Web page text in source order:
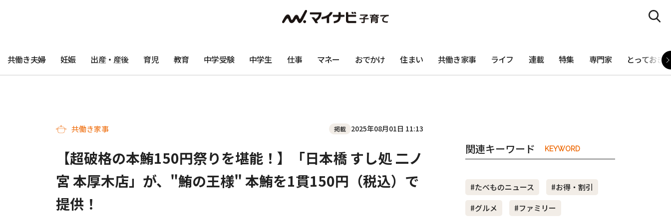
共働き夫婦 妊娠 出産・産後 育児 教育 中学受験 中学生 仕事 マネー おでかけ 住まい 共働き家事 ライフ 連載 特集 専門家 とっておき
共働き家事 掲載 2025年08月01日 11:13
【超破格の本鮪150円祭りを堪能！】「日本橋 すし処 二ノ
宮 本厚木店」が、"鮪の王様" 本鮪を1貫150円（税込）で
提供！
関連キーワード KEYWORD
#たべものニュース
#お得・割引
#グルメ
#ファミリー